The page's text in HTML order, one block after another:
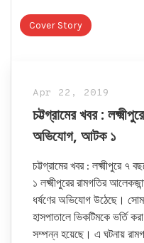
Cover Story
Apr 22, 2019
চট্টগ্রামের খবর :
অভিযোগ, আটক ১
চট্টগ্রামের খবর : লক্ষ্মীপুরে
১ লক্ষ্মীপুরের রামগতির
ধর্ষণের অভিযোগ উঠেছে।
হাসপাতালে ভিকটিমকে ভর্তি
সম্পন্ন হয়েছে। এ ঘটনায়